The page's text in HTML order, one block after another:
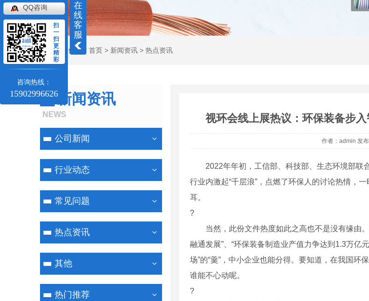
当前位置： 首页 > 新闻资讯 > 热点资讯
新闻资讯
NEWS
公司新闻
行业动态
常见问题
热点资讯
其他
热门推荐
视环会线上展热议：环保装备步
作者：admin 发
2022年年初，工信部、科技部、生态环境部联
行业内激起“千层浪”，点燃了环保人的讨论热情，
耳。
?
当然，此份文件热度如此之高也不是没有缘由。
融通发展”、“环保装备制造业产值力争达到1.3万亿
场”的“羹”，中小企业也能分得。要知道，在我国环
谁能不心动呢。
?
在
线
客
服
QQ咨询
扫
一
扫
更
精
彩
咨询热线：
15902996626